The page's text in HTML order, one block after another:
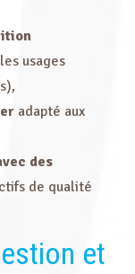
usages
adapté aux
des
de qualité
et